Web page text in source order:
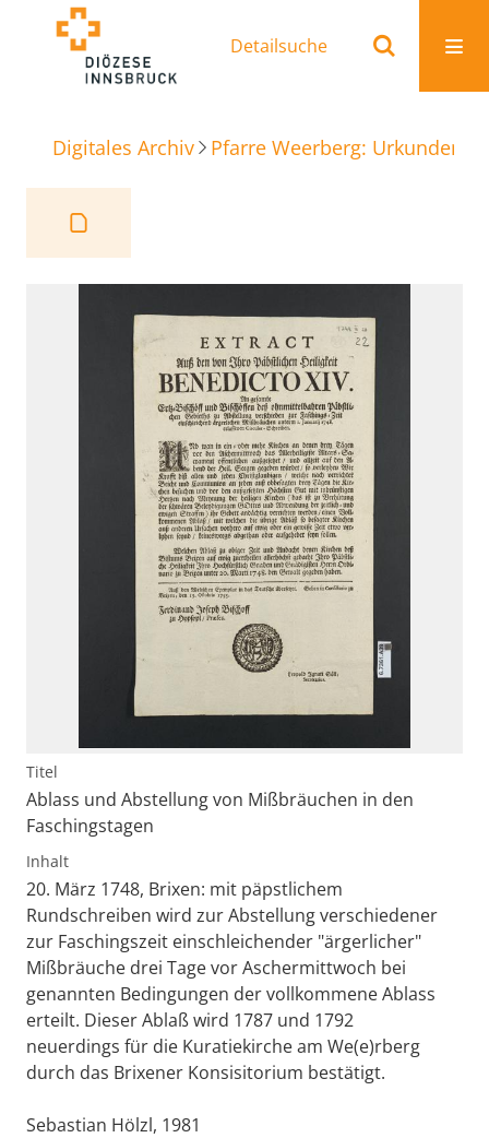
Detailsuche
Digitales Archiv Pfarre Weerberg: Urkunden
Titel
Ablass und Abstellung von Mißbräuchen in den
Faschingstagen
Inhalt
20. März 1748, Brixen: mit päpstlichem
Rundschreiben wird zur Abstellung verschiedener
zur Faschingszeit einschleichender "ärgerlicher"
Mißbräuche drei Tage vor Aschermittwoch bei
genannten Bedingungen der vollkommene Ablass
erteilt. Dieser Ablaß wird 1787 und 1792
neuerdings für die Kuratiekirche am We(e)rberg
durch das Brixener Konsisitorium bestätigt.
Sebastian Hölzl, 1981